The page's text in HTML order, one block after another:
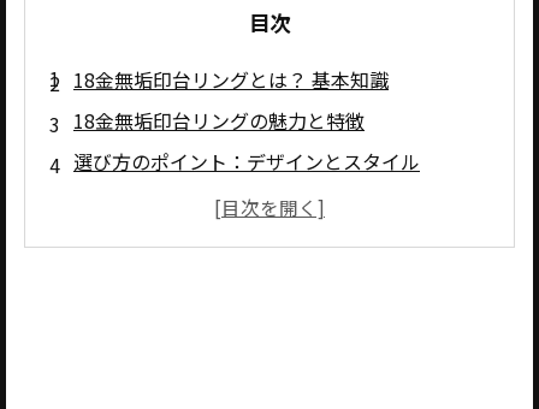
目次
18金無垢印台リングとは？ 基本知識
18金無垢印台リングの魅力と特徴
選び方のポイント：デザインとスタイル
サイズとフィット感：自分に合ったリングを見